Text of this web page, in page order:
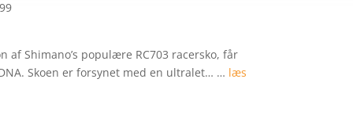
af Shimano’s populære RC703 racersko, får
Skoen er forsynet med en ultralet… … læs